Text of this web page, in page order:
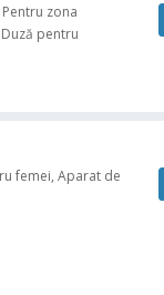
zona
pentru
femei, Aparat de